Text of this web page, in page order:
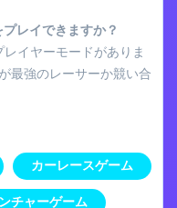
レイできますか？
レイヤーモードがありま
最強のレーサーか競い合
カーレースゲーム
チャーゲーム